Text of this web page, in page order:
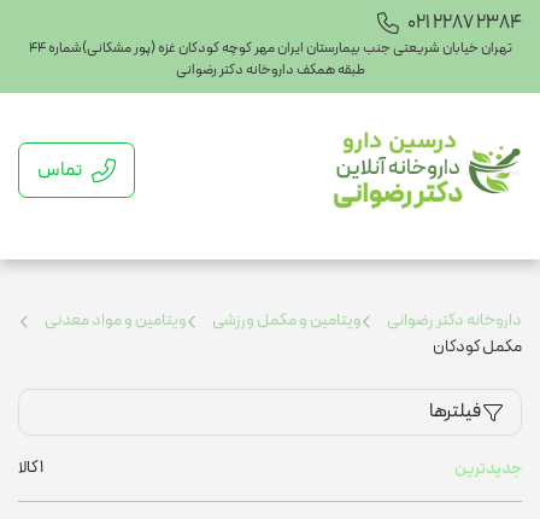
021 2287 2384
تهران خیابان شریعتی جنب بیمارستان ایران مهر کوچه کودکان غزه (پور مشکانی)شماره ۴۴
طبقه همکف داروخانه دکتر رضوانی
تماس
داروخانه دکتر رضوانی ویتامین و مکمل ورزشی
ویتامین و مواد معدنی
مکمل کودکان
فیلترها
جدیدترین 1کالا